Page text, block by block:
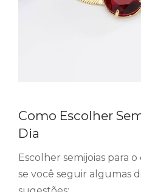
Como Escolher
Dia
Escolher semijoias para o
se você seguir algumas